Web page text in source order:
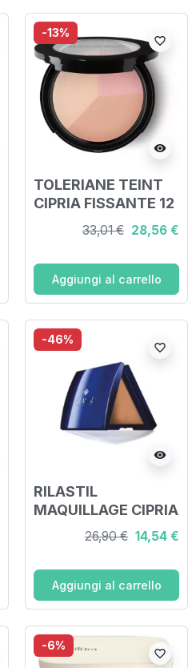
-13%
visibility
favorite_border
TOLERIANE TEINT
CIPRIA FISSANTE 12
33,01 € 28,56 €
Aggiungi al carrello
-46%
visibility
favorite_border
RILASTIL
MAQUILLAGE CIPRIA
COMPATTA
PERFEZIONE 8 G
26,90 € 14,54 €
Aggiungi al carrello
-6%
favorite_border